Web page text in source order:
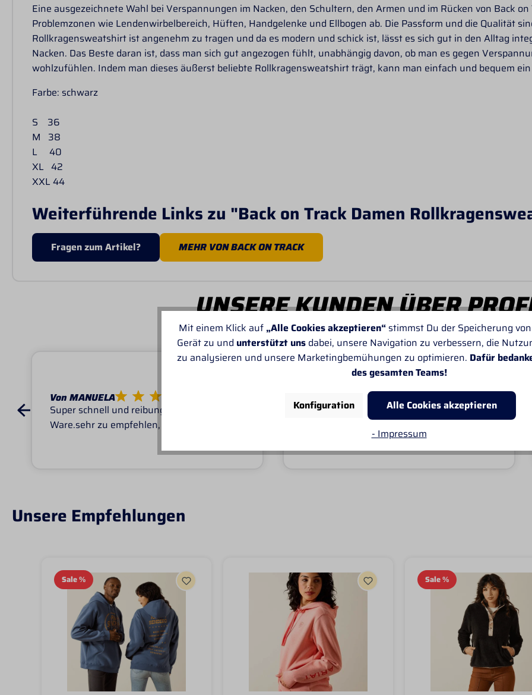
Eine ausgezeichnete Wahl bei Verspannungen im Nacken, den Schultern, den Armen und im Rücken von Back
Problemzonen wie Lendenwirbelbereich, Hüften, Handgelenke und Ellbogen ab. Die Passform und die Qualität
Rollkragensweatshirt ist angenehm zu tragen und da es modern und schick ist, lässt es sich gut in den Alltag
Nacken. Das Beste daran ist, dass man sich gut angezogen fühlt, unabhängig davon, ob man es gegen
wohlzufühlen. Indem man dieses äußerst beliebte Rollkragensweatshirt trägt, kann man einfach und bequem
Farbe: schwarz
S 36
M 38
L 40
XL 42
XXL 44
Weiterführende Links zu "Back on Track Damen
Fragen zum Artikel? MEHR VON BACK ON TRACK
UNSERE KUNDEN ÜBER
Von MANUELA
Super schnell und reibungslos, top
Ware.sehr zu empfehlen, top!
Von SANDRA
Leider passt oft die Angabe der Lieferzeiten
nicht. Sonst gefällt mir alles sehr gut.
Unsere Empfehlungen
Sale% Sale%
Mit einem Klick auf „Alle Cookies akzeptieren“stimmst Du der Speicherung
Gerät zu und unterstützt uns dabei, unsere Navigation zu verbessern, die
zu analysieren und unsere Marketingbemühungen zu optimieren. Dafür
des gesamten Teams!
Konfiguration
Alle Cookies akzeptieren
- Impressum